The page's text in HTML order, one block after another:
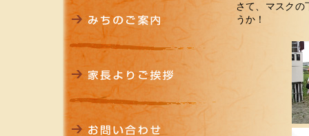
さて、マスク
うか！